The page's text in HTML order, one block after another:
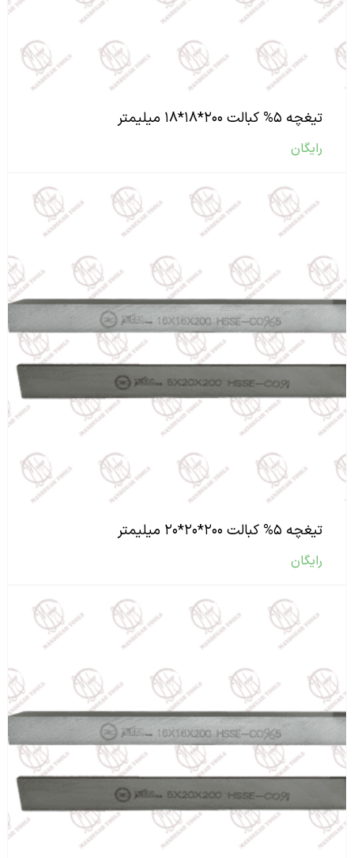
تیغچه ۵% کبالت ۲۰۰*۱۸*۱۸ میلیمتر
رایگان
تیغچه ۵% کبالت ۲۰۰*۲۰*۲۰ میلیمتر
رایگان